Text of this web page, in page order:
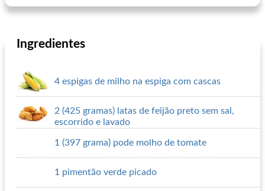
Ingredientes
4 espigas de milho na espiga com cascas
2 (425 gramas) latas de feijão preto sem sal,
escorrido e lavado
1 (397 grama) pode molho de tomate
1 pimentão verde picado